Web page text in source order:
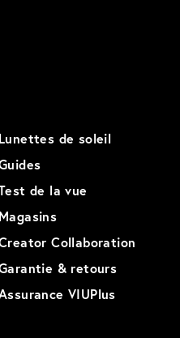
Lunettes de soleil
de la vue
Magasins
Collaboration
& retours
VIUPlus